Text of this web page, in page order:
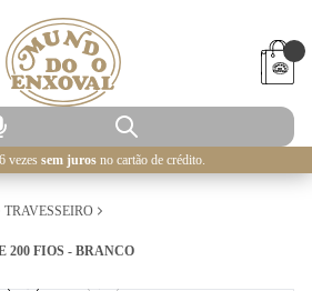
vezes sem juros no cartão de crédito.
TRAVESSEIRO
200 FIOS - BRANCO